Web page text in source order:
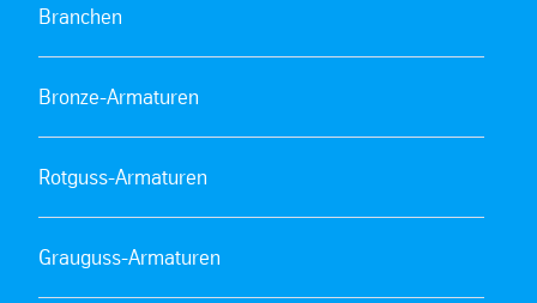
Branchen
Bronze-Armaturen
Rotguss-Armaturen
Grauguss-Armaturen